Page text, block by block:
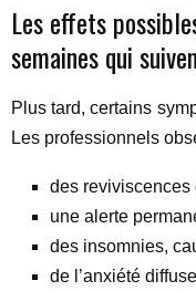
Les effets
semaines qui
Plus tard, certains
Les professionnels
des reviviscences
une alerte
des insomnies,
de l’anxiété